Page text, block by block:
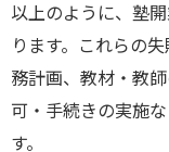
以上のように、塾
ります。これらの
務計画、教材・教
可・手続きの実施
す。